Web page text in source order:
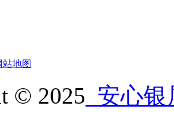
站地图
© 2025 安心银